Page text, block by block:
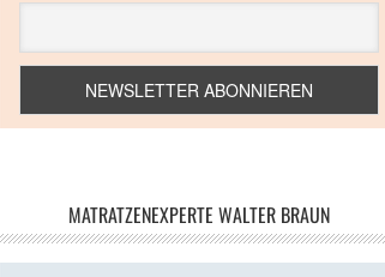
MATRATZENEXPERTE WALTER BRAUN